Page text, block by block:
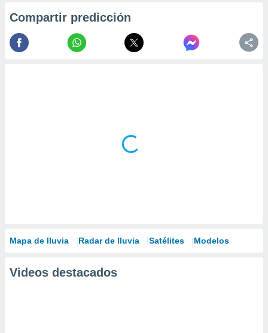
Compartir predicción
Mapa de lluvia Radar de lluvia Satélites Modelos
Videos destacados